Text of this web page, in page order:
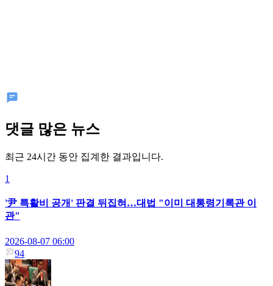
댓글 많은 뉴스
최근 24시간 동안 집계한 결과입니다.
1
'尹 특활비 공개' 판결 뒤집혀…대법 "이미 대통령기록관 이
관"
2026-08-07 06:00
94